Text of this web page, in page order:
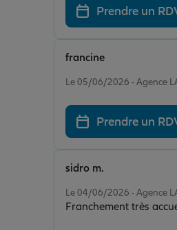
Prendre un
Le 05/06/2026 - Agence
francine
Prendre un
Le 04/06/2026 - Agence
Franchement très
sidro m.